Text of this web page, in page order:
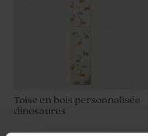
Toise en bois personnalisée
dinosaures